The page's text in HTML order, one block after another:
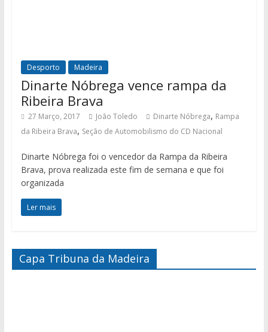
Desporto Madeira
Dinarte Nóbrega vence rampa da
Ribeira Brava
27 Março, 2017 João Toledo Dinarte Nóbrega, Rampa
da Ribeira Brava, Seção de Automobilismo do CD Nacional
Dinarte Nóbrega foi o vencedor da Rampa da Ribeira
Brava, prova realizada este fim de semana e que foi
organizada
Ler mais
Capa Tribuna da Madeira